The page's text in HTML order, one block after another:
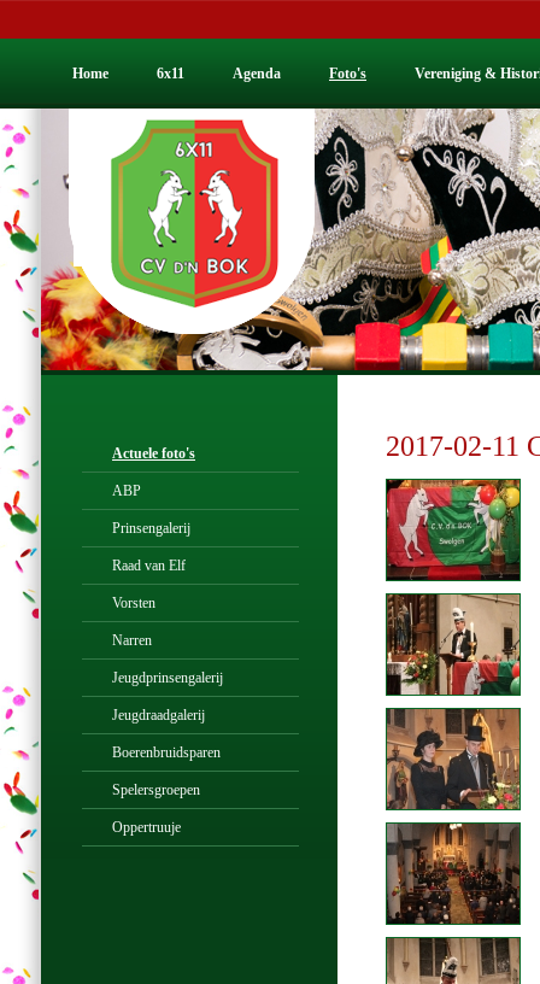
Home 6x11 Agenda Foto's Vereniging &
Actuele foto's
ABP
Prinsengalerij
Raad van Elf
Vorsten
Narren
Jeugdprinsengalerij
Jeugdraadgalerij
Boerenbruidsparen
Spelersgroepen
Oppertruuje
2017-02-11